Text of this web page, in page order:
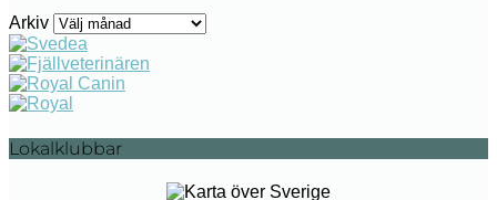
Arkiv
Lokalklubbar